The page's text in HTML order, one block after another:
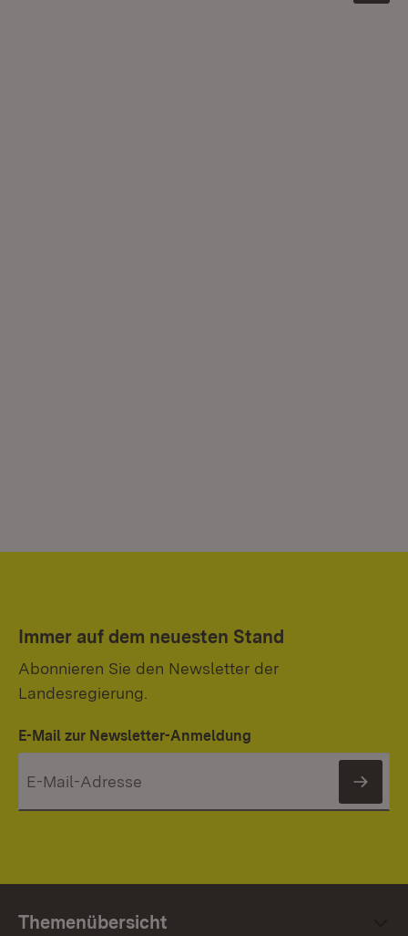
Immer auf dem neuesten Stand
Abonnieren Sie den Newsletter der
Landesregierung.
E-Mail zur Newsletter-Anmeldung
Themenübersicht